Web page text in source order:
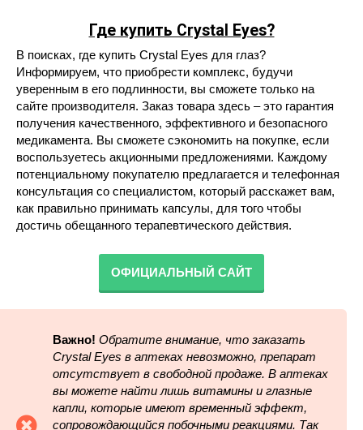
Где купить Crystal Eyes?
В поисках, где купить Crystal Eyes для глаз?
Информируем, что приобрести комплекс, будучи
уверенным в его подлинности, вы сможете только на
сайте производителя. Заказ товара здесь – это гарантия
получения качественного, эффективного и безопасного
медикамента. Вы сможете сэкономить на покупке, если
воспользуетесь акционными предложениями. Каждому
потенциальному покупателю предлагается и телефонная
консультация со специалистом, который расскажет вам,
как правильно принимать капсулы, для того чтобы
достичь обещанного терапевтического действия.
ОФИЦИАЛЬНЫЙ САЙТ
Важно! Обратите внимание, что заказать
Crystal Eyes в аптеках невозможно, препарат
отсутствует в свободной продаже. В аптеках
вы можете найти лишь витамины и глазные
капли, которые имеют временный эффект,
сопровождающийся побочными реакциями. Так